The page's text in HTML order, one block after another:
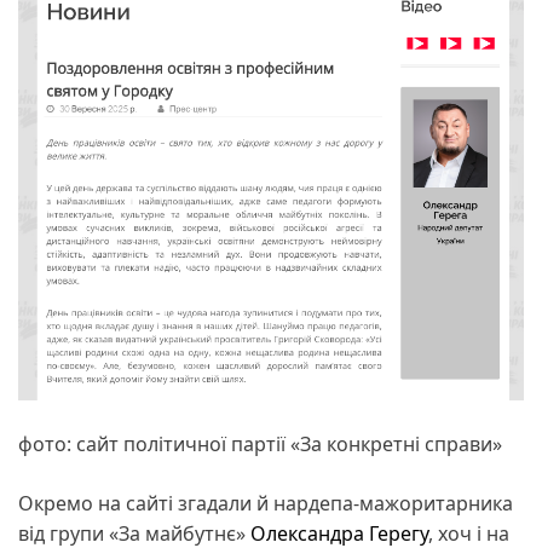
фото: сайт політичної партії «За конкретні справи»
Окремо на сайті згадали й нардепа-мажоритарника
від групи «За майбутнє» Олександра Герегу, хоч і на